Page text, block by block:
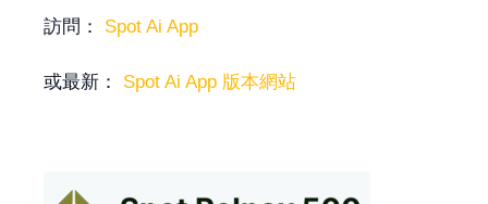
訪問： Spot Ai App
或最新： Spot Ai App 版本網站